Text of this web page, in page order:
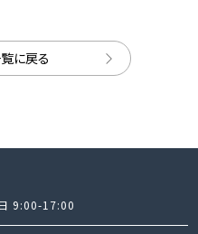
に戻る
9:00-17:00